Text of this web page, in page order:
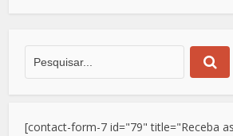
[contact-form-7 id="79" title="Receba